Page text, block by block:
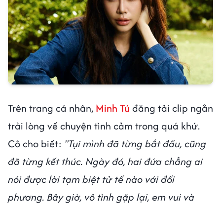
Trên trang cá nhân, Minh Tú đăng tải clip ngắn
trải lòng về chuyện tình cảm trong quá khứ.
Cô cho biết: "Tụi mình đã từng bắt đầu, cũng
đã từng kết thúc. Ngày đó, hai đứa chẳng ai
nói được lời tạm biệt tử tế nào với đối
phương. Bây giờ, vô tình gặp lại, em vui và